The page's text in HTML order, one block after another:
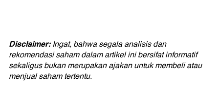
Disclaimer:Ingat, bahwa segala analisis dan
rekomendasi saham dalam artikel ini bersifat informatif
sekaligus bukan merupakan ajakan untuk membeli atau
menjual saham tertentu.